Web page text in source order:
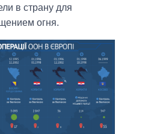
в страну для
огня.